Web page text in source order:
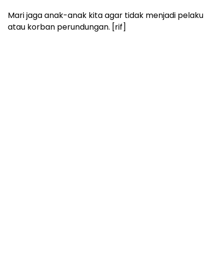
Mari jaga anak-anak kita agar tidak menjadi pelaku
atau korban perundungan. [rif]